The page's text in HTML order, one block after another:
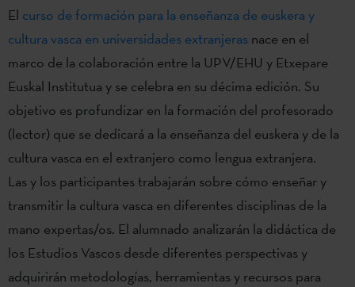
El curso de formación para la enseñanza de euskera y
cultura vasca en universidades extranjeras nace en el
marco de la colaboración entre la UPV/EHU y Etxepare
Euskal Institutua y se celebra en su décima edición. Su
objetivo es profundizar en la formación del profesorado
(lector) que se dedicará a la enseñanza del euskera y de la
cultura vasca en el extranjero como lengua extranjera.
Las y los participantes trabajarán sobre cómo enseñar y
transmitir la cultura vasca en diferentes disciplinas de la
mano expertas/os. El alumnado analizarán la didáctica de
los Estudios Vascos desde diferentes perspectivas y
adquirirán metodologías, herramientas y recursos para